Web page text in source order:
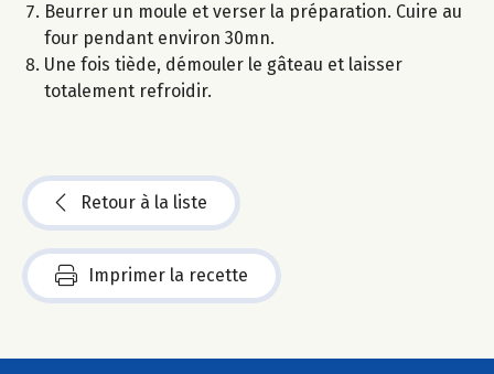
Beurrer un moule et verser la préparation. Cuire au
four pendant environ 30mn.
Une fois tiède, démouler le gâteau et laisser
totalement refroidir.
Retour à la liste
Imprimer la recette